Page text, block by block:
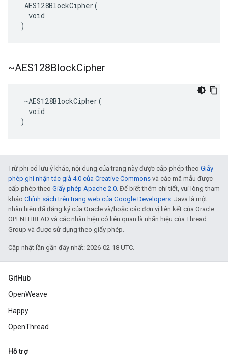
AES128BlockCipher(
  void
)
~AES128BlockCipher
~AES128BlockCipher(
  void
)
Trừ phi có lưu ý khác, nội dung của trang này được cấp phép theo Giấy
phép ghi nhận tác giả 4.0 của Creative Commons và các mã mẫu được
cấp phép theo Giấy phép Apache 2.0. Để biết thêm chi tiết, vui lòng tham
khảo Chính sách trên trang web của Google Developers. Java là một
nhãn hiệu đã đăng ký của Oracle và/hoặc các đơn vị liên kết của Oracle.
OPENTHREAD và các nhãn hiệu có liên quan là nhãn hiệu của Thread
Group và được sử dụng theo giấy phép.
Cập nhật lần gần đây nhất: 2026-02-18 UTC.
GitHub
OpenWeave
Happy
OpenThread
Hỗ trợ